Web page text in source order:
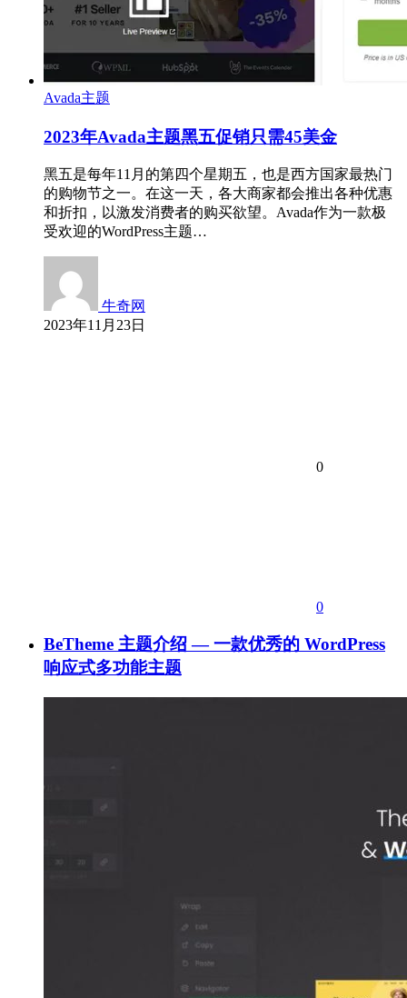
Avada主题
2023年Avada主题黑五促销只需45美金
黑五是每年11月的第四个星期五，也是西方国家最热门
的购物节之一。在这一天，各大商家都会推出各种优惠
和折扣，以激发消费者的购买欲望。Avada作为一款极
受欢迎的WordPress主题…
牛奇网
2023年11月23日
0
0
BeTheme 主题介绍 — 一款优秀的 WordPress
响应式多功能主题